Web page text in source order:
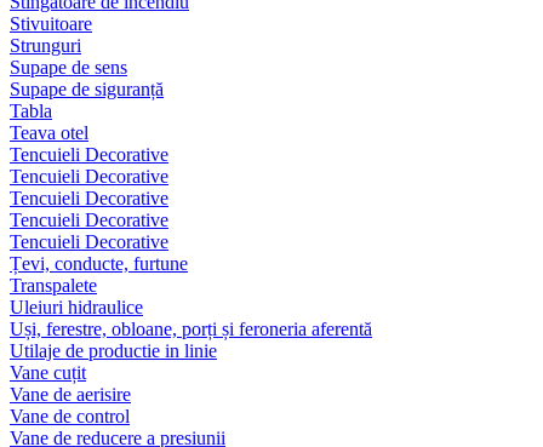
Stivuitoare
Strunguri
Supape de sens
Supape de siguranță
Tabla
Teava otel
Tencuieli Decorative
Tencuieli Decorative
Tencuieli Decorative
Tencuieli Decorative
Tencuieli Decorative
Țevi, conducte, furtune
Transpalete
Uleiuri hidraulice
Uși, ferestre, obloane, porți și feroneria aferentă
Utilaje de productie in linie
Vane cuțit
Vane de aerisire
Vane de control
Vane de reducere a presiunii